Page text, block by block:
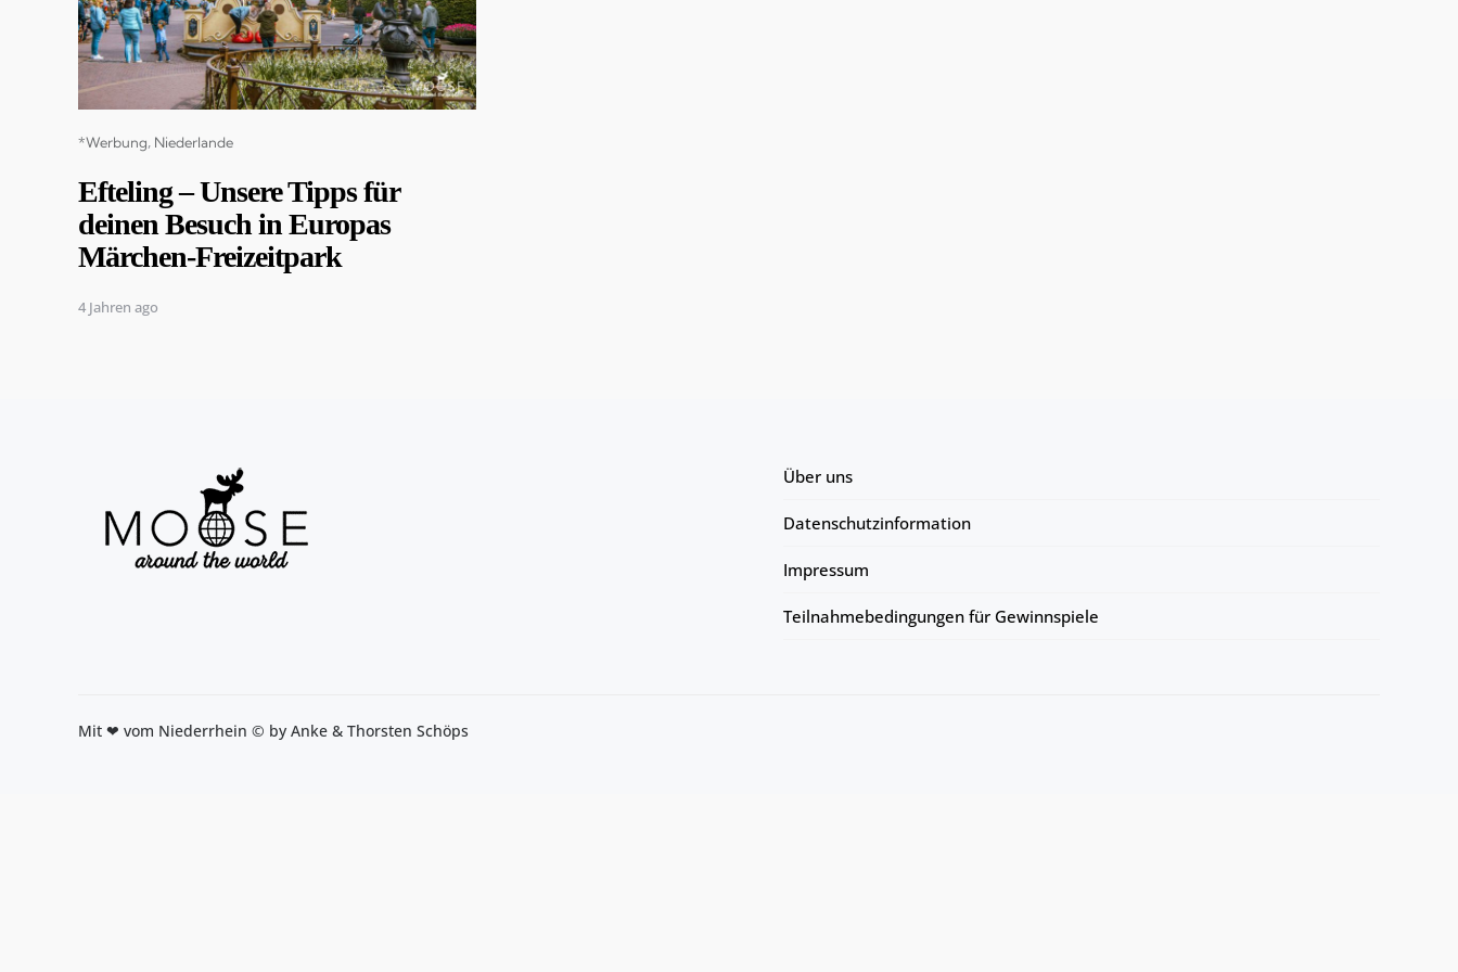
Categories
*Werbung Niederlande
Efteling – Unsere Tipps für
deinen Besuch in Europas
Märchen-Freizeitpark
4 Jahren ago
Über uns
Datenschutzinformation
Impressum
Teilnahmebedingungen für Gewinnspiele
Mit ❤ vom Niederrhein © by Anke & Thorsten Schöps